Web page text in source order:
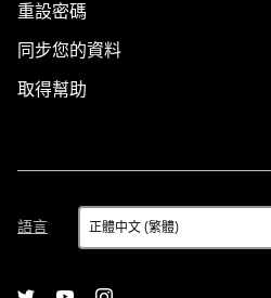
重設密碼
同步您的資料
取得幫助
語言
語
言